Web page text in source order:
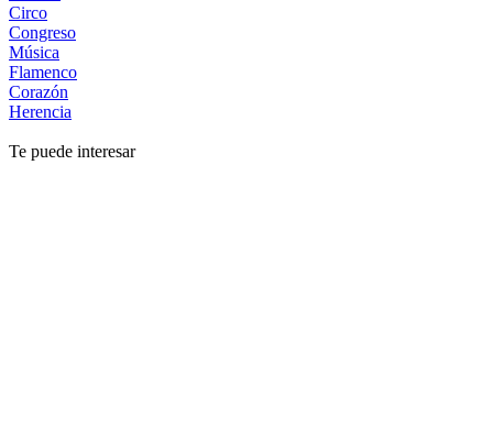
Circo
Congreso
Música
Flamenco
Corazón
Herencia
Te puede interesar